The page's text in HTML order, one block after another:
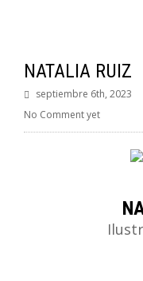
NATALIA RUIZ
septiembre 6th, 2023
No Comment yet